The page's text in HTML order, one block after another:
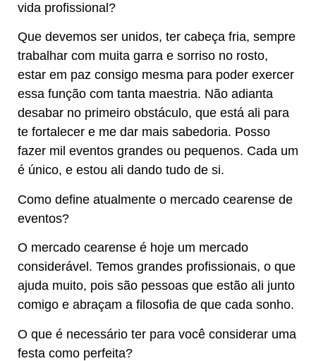
vida profissional?
Que devemos ser unidos, ter cabeça fria, sempre
trabalhar com muita garra e sorriso no rosto,
estar em paz consigo mesma para poder exercer
essa função com tanta maestria. Não adianta
desabar no primeiro obstáculo, que está ali para
te fortalecer e me dar mais sabedoria. Posso
fazer mil eventos grandes ou pequenos. Cada um
é único, e estou ali dando tudo de si.
Como define atualmente o mercado cearense de
eventos?
O mercado cearense é hoje um mercado
considerável. Temos grandes profissionais, o que
ajuda muito, pois são pessoas que estão ali junto
comigo e abraçam a filosofia de que cada sonho.
O que é necessário ter para você considerar uma
festa como perfeita?